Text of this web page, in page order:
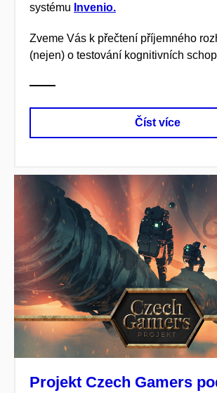
systému Invenio.
Zveme Vás k přečtení příjemného
(nejen) o testování kognitivních
Číst více
Projekt Czech Gamers